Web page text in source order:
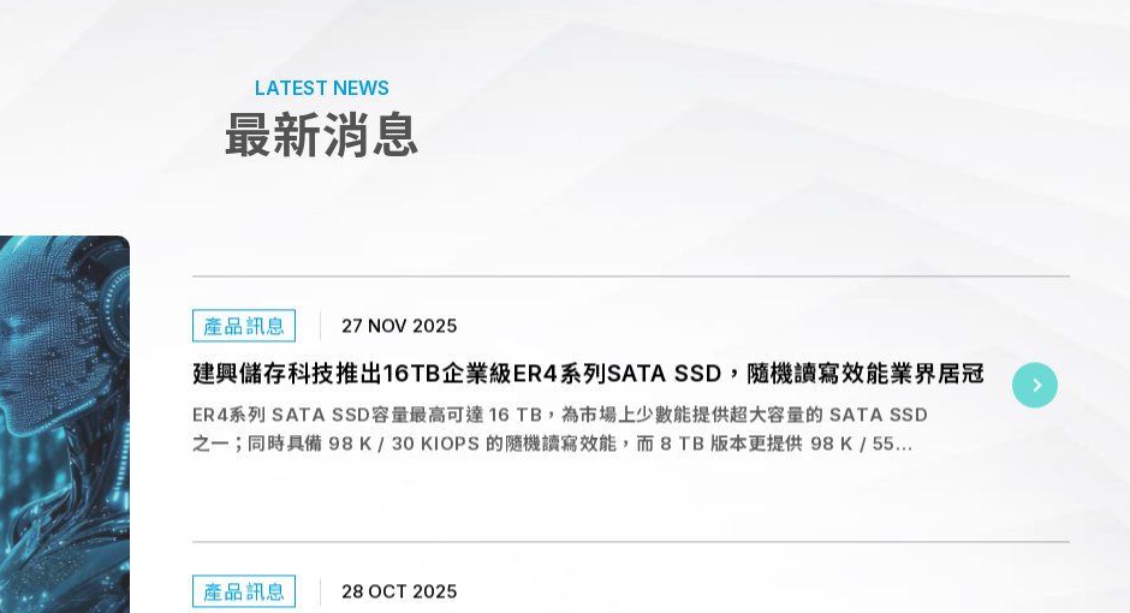
LATEST NEWS
最新消息
建興儲存科技即將參與台北國際電腦展 Computex 2026 盛會。本次展會將重點呈現專
為 AI 資料中心設計的液體浸沒式冷卻（Immersion Cooling）SSD 解決方案，涵蓋工
業級與企業級完整產品線。
產品訊息 27 NOV 2025
建興儲存科技推出16TB企業級ER4系列SATA SSD，隨機讀寫效能業界居冠
ER4系列 SATA SSD容量最高可達 16 TB，為市場上少數能提供超大容量的 SATA SSD
之一；同時具備 98 K / 30 KIOPS 的隨機讀寫效能，而 8 TB 版本更提供 98 K / 55
KIOPS 的表現，兼具大容量與優異效能，適用於 AI 推理、即時分析與高併發環境。
產品訊息 28 OCT 2025
建興儲存科技PJ1獲TweakTown「MUST HAVE」大獎——企業級SSD開機